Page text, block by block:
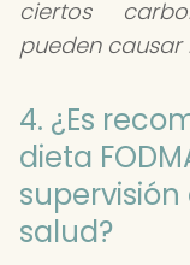
ciertos
pueden causar
4. ¿Es
dieta
salud?